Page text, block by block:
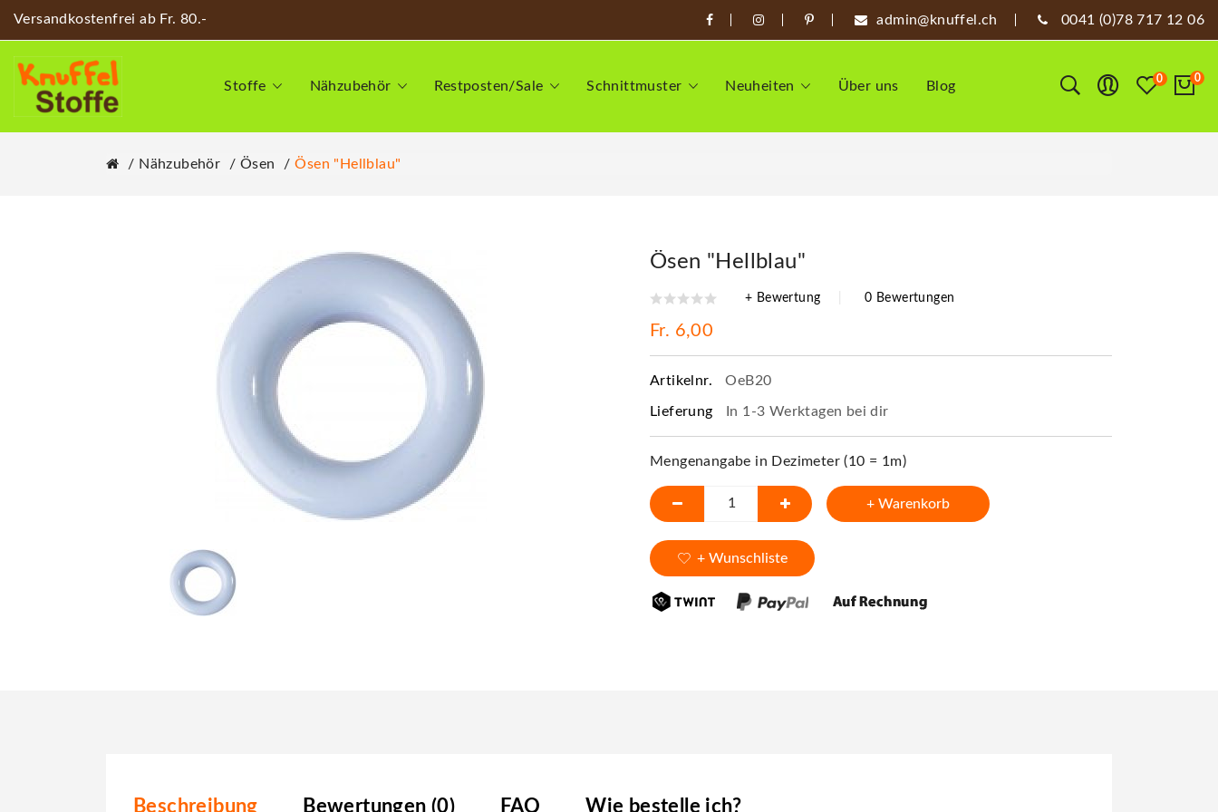
Versandkostenfrei ab Fr. 80.- admin@knuffel.ch 0041 (0)78 717 12 06
Stoffe Nähzubehör Restposten/Sale Schnittmuster Neuheiten Über uns Blog 0 0
Nähzubehör Ösen Ösen "Hellblau"
Ösen "Hellblau"
+ Bewertung 0 Bewertungen
Fr. 6,00
Artikelnr. OeB20
Lieferung In 1-3 Werktagen bei dir
Mengenangabe in Dezimeter (10 = 1m)
+ Warenkorb
+ Wunschliste
Beschreibung Bewertungen (0) FAQ Wie bestelle ich?